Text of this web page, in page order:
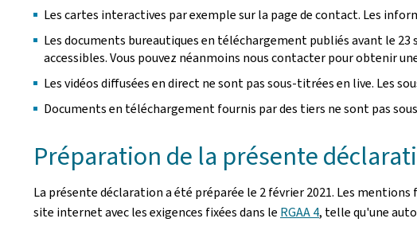
Les cartes interactives par exemple sur la page de contact. Les
Les documents bureautiques en téléchargement publiés avant le
accessibles. Vous pouvez néanmoins nous contacter pour obtenir
Les vidéos diffusées en direct ne sont pas sous-titrées en live. Les
Documents en téléchargement fournis par des tiers ne sont pas
Préparation de la présente
La présente déclaration a été préparée le 2 février 2021. Les mentions
site internet avec les exigences fixées dans le RGAA 4, telle qu'une